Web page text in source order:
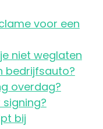
voor een
niet weglaten
bedrijfsauto?
overdag?
bij